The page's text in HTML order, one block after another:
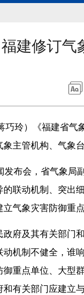
福建修订气
玲）《福建省气
主管机构、气象
会，省气象局
联动机制、突出
气象灾害防御重点
及其有关部门
机制不健全，谁
重点单位、大型
有关部门应建立